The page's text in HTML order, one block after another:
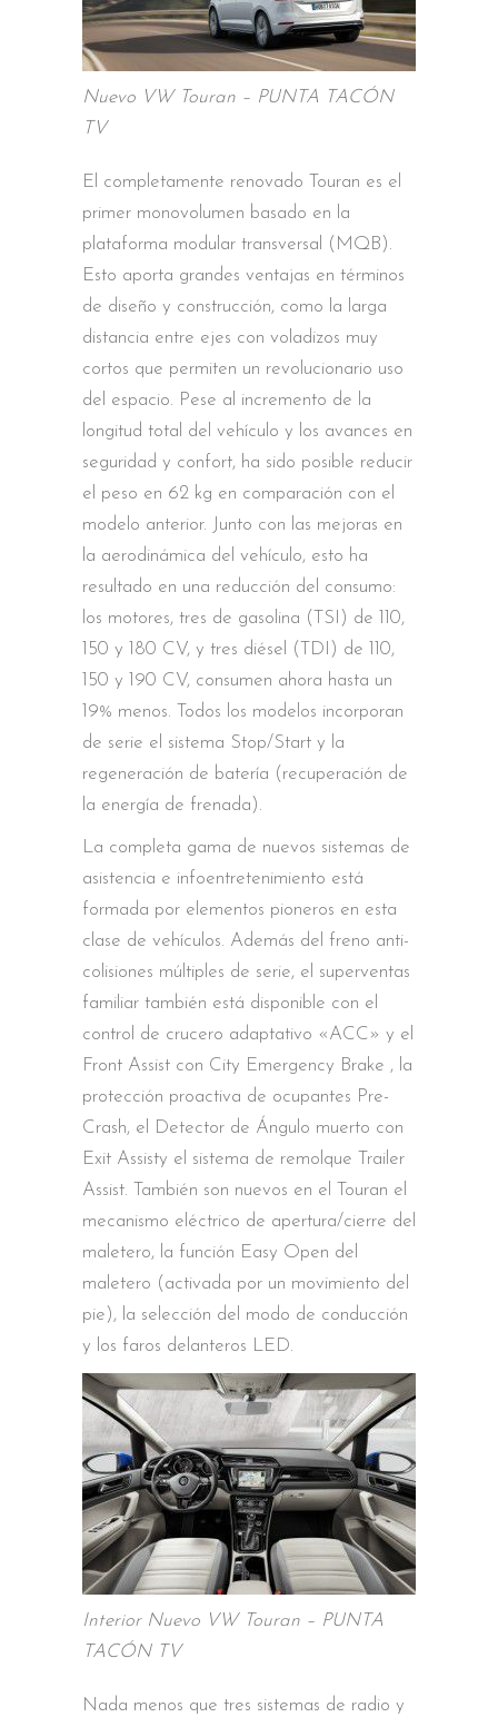
Nuevo VW Touran – PUNTA TACÓN
TV
El completamente renovado Touran es el
primer monovolumen basado en la
plataforma modular transversal (MQB).
Esto aporta grandes ventajas en términos
de diseño y construcción, como la larga
distancia entre ejes con voladizos muy
cortos que permiten un revolucionario uso
del espacio. Pese al incremento de la
longitud total del vehículo y los avances en
seguridad y confort, ha sido posible reducir
el peso en 62 kg en comparación con el
modelo anterior. Junto con las mejoras en
la aerodinámica del vehículo, esto ha
resultado en una reducción del consumo:
los motores, tres de gasolina (TSI) de 110,
150 y 180 CV, y tres diésel (TDI) de 110,
150 y 190 CV, consumen ahora hasta un
19% menos. Todos los modelos incorporan
de serie el sistema Stop/Start y la
regeneración de batería (recuperación de
la energía de frenada).
La completa gama de nuevos sistemas de
asistencia e infoentretenimiento está
formada por elementos pioneros en esta
clase de vehículos. Además del freno anti-
colisiones múltiples de serie, el superventas
familiar también está disponible con el
control de crucero adaptativo «ACC» y el
Front Assist con City Emergency Brake , la
protección proactiva de ocupantes Pre-
Crash, el Detector de Ángulo muerto con
Exit Assisty el sistema de remolque Trailer
Assist. También son nuevos en el Touran el
mecanismo eléctrico de apertura/cierre del
maletero, la función Easy Open del
maletero (activada por un movimiento del
pie), la selección del modo de conducción
y los faros delanteros LED.
Interior Nuevo VW Touran – PUNTA
TACÓN TV
Nada menos que tres sistemas de radio y